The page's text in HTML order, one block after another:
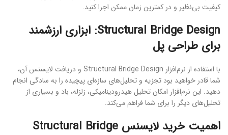
کیفیت بی‌نظیر و در کمترین زمان ممکن اجرا کنید.
Structural Bridge Design: ابزاری ارزشمند
برای طراحی پل
با استفاده از نرم‌افزار Structural Bridge Design و دریافت لایسنس آن،
شما قادر خواهید بود تجزیه و تحلیل‌های سازه‌ای پیچیده را به سادگی انجام
دهید. این نرم‌افزار امکان تحلیل هیدرودینامیکی، زلزله، باد و بسیاری از
تحلیل‌های دیگر را برای شما فراهم می‌کند.
اهمیت خرید لایسنس Structural Bridge